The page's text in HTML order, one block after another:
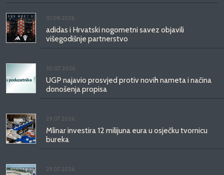
01.08.2026.
adidas i Hrvatski nogometni savez objavili
višegodišnje partnerstvo
30.07.2026.
UGP najavio prosvjed protiv novih nameta i načina
donošenja propisa
29.07.2026.
Mlinar investira 12 milijuna eura u osječku tvornicu
bureka
29.07.2026.